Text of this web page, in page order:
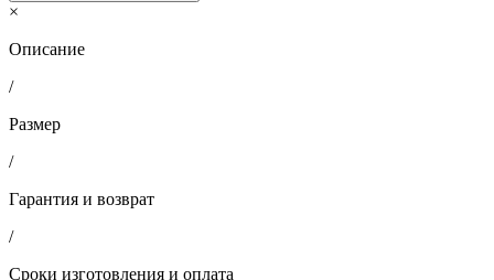
×
Описание
/
Размер
/
Гарантия и возврат
/
Сроки изготовления и оплата